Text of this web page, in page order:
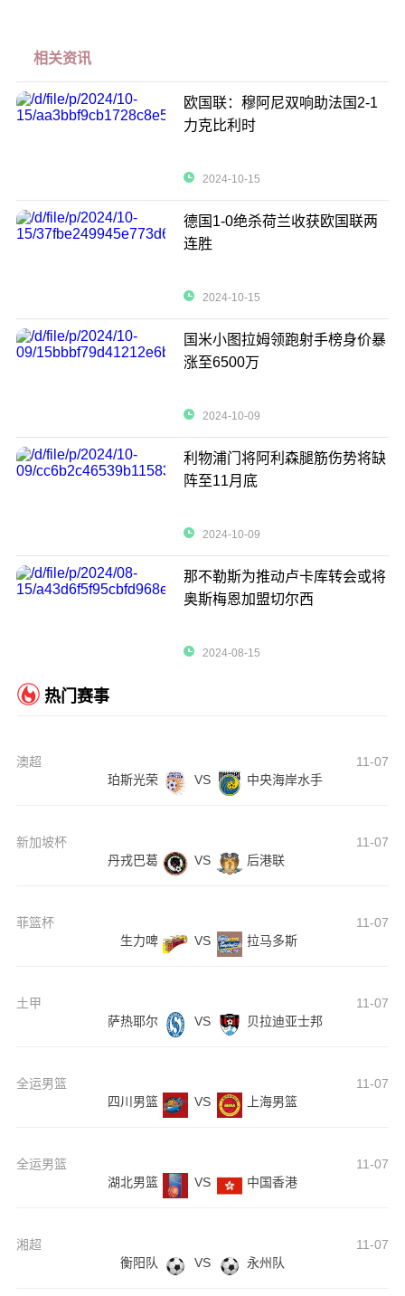
相关资讯
欧国联：穆阿尼双响助法国2-1
力克比利时
2024-10-15
德国1-0绝杀荷兰收获欧国联两
连胜
2024-10-15
国米小图拉姆领跑射手榜身价暴
涨至6500万
2024-10-09
利物浦门将阿利森腿筋伤势将缺
阵至11月底
2024-10-09
那不勒斯为推动卢卡库转会或将
奥斯梅恩加盟切尔西
2024-08-15
热门赛事
澳超
11-07
珀斯光荣
VS 中央海岸水手
新加坡杯
11-07
丹戎巴葛
VS 后港联
菲篮杯
11-07
生力啤
VS 拉马多斯
土甲
11-07
萨热耶尔
VS 贝拉迪亚士邦
全运男篮
11-07
四川男篮
VS 上海男篮
全运男篮
11-07
湖北男篮
VS 中国香港
湘超
11-07
衡阳队
VS 永州队